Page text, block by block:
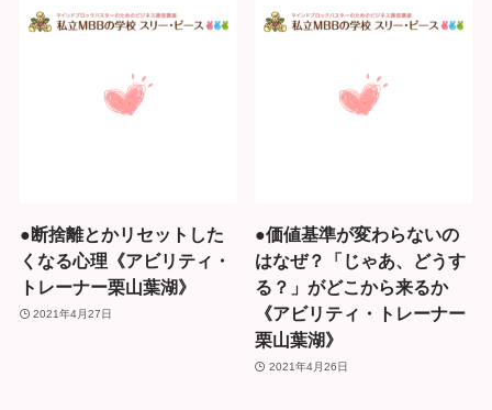
●断捨離とかリセットした
くなる心理《アビリティ・
トレーナー栗山葉湖》
2021年4月27日
●価値基準が変わらないの
はなぜ？「じゃあ、どうす
る？」がどこから来るか
《アビリティ・トレーナー
栗山葉湖》
2021年4月26日